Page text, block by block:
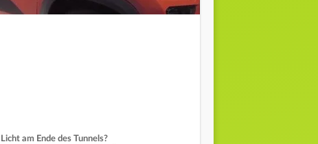
Licht am Ende des Tunnels?